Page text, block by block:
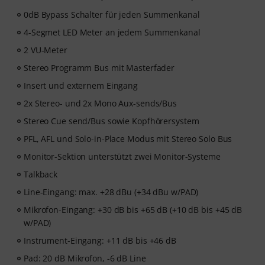
0dB Bypass Schalter für jeden Summenkanal
4-Segmet LED Meter an jedem Summenkanal
2 VU-Meter
Stereo Programm Bus mit Masterfader
Insert und externem Eingang
2x Stereo- und 2x Mono Aux-sends/Bus
Stereo Cue send/Bus sowie Kopfhörersystem
PFL, AFL und Solo-in-Place Modus mit Stereo Solo Bus
Monitor-Sektion unterstützt zwei Monitor-Systeme
Talkback
Line-Eingang: max. +28 dBu (+34 dBu w/PAD)
Mikrofon-Eingang: +30 dB bis +65 dB (+10 dB bis +45 dB
w/PAD)
Instrument-Eingang: +11 dB bis +46 dB
Pad: 20 dB Mikrofon, -6 dB Line